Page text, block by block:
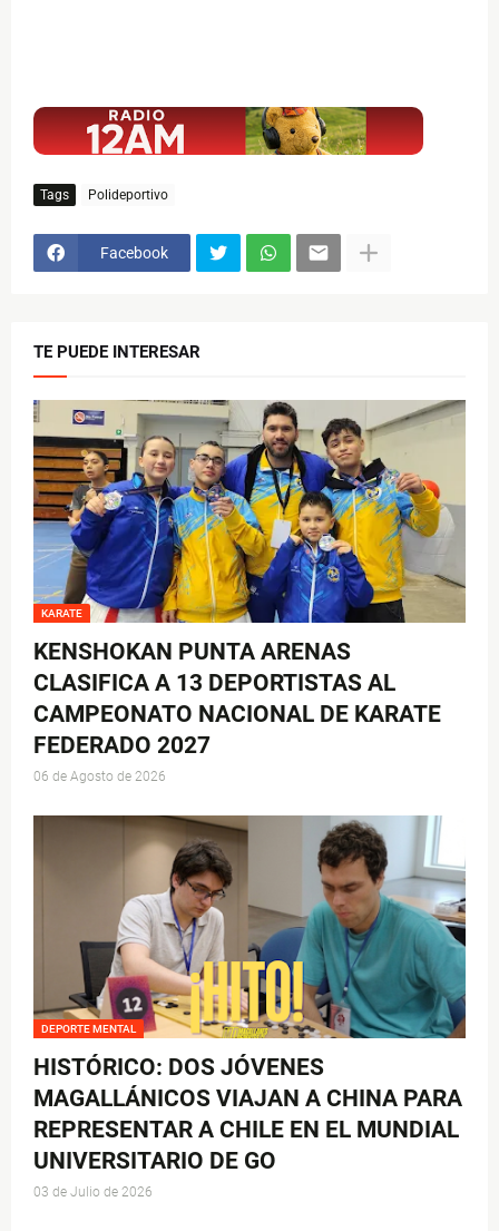
Tags Polideportivo
Facebook
TE PUEDE INTERESAR
KARATE
KENSHOKAN PUNTA ARENAS
CLASIFICA A 13 DEPORTISTAS AL
CAMPEONATO NACIONAL DE KARATE
FEDERADO 2027
06 de Agosto de 2026
DEPORTE MENTAL
HISTÓRICO: DOS JÓVENES
MAGALLÁNICOS VIAJAN A CHINA PARA
REPRESENTAR A CHILE EN EL MUNDIAL
UNIVERSITARIO DE GO
03 de Julio de 2026